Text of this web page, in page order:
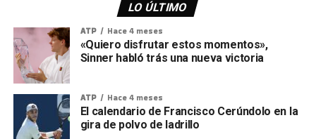
LO ÚLTIMO
ATP Hace 4 meses
«Quiero disfrutar estos momentos»,
Sinner habló trás una nueva victoria
ATP Hace 4 meses
El calendario de Francisco Cerúndolo en la
gira de polvo de ladrillo